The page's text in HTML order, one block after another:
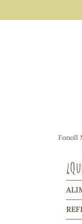
Fonoll